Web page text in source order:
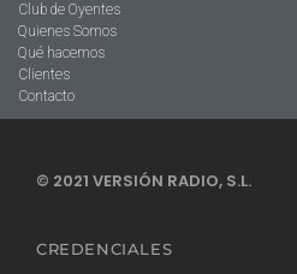
Club de Oyentes
Quienes Somos
Qué hacemos
Clientes
Contacto
© 2021 VERSIÓN RADIO, S.L.
CREDENCIALES